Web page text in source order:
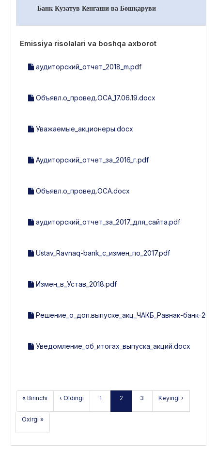
Банк Кузатув Кенгаши ва Бошқаруви
Emissiya risolalari va boshqa axborot
аудиторский_отчет_2018_m.pdf
Объявл.о_провед.ОСА_17.06.19.docx
Уважаемые_акционеры.docx
Аудиторский_отчет_за_2016_г.pdf
Объявл.о_провед.ОСА.docx
аудиторский_отчет_за_2017_для_сайта.pdf
Ustav_Ravnaq-bank_с_измен_по_2017.pdf
Измен_в_Устав_2018.pdf
Решение_о_доп.выпуске_акц_ЧАКБ_Равнак-банк-
Уведомление_об_итогах_выпуска_акций.docx
« Birinchi ‹ Oldingi 1 2 3 Keyingi ›
Oxirgi »